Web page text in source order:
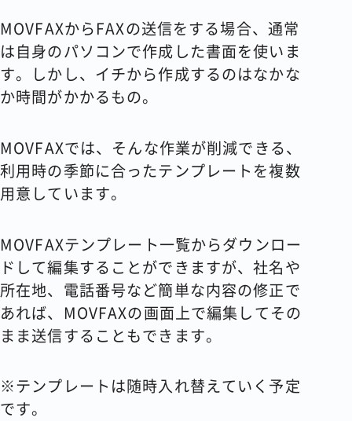
MOVFAXからFAXの送信をする場合、通常
は自身のパソコンで作成した書面を使いま
す。しかし、イチから作成するのはなかな
か時間がかかるもの。
MOVFAXでは、そんな作業が削減できる、
利用時の季節に合ったテンプレートを複数
用意しています。
MOVFAXテンプレート一覧からダウンロー
ドして編集することができますが、社名や
所在地、電話番号など簡単な内容の修正で
あれば、MOVFAXの画面上で編集してその
まま送信することもできます。
※テンプレートは随時入れ替えていく予定
です。